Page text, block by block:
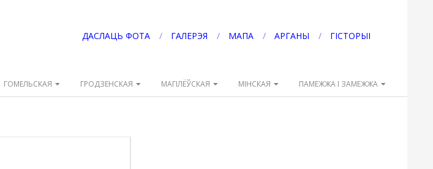
ДАСЛАЦЬ ФОТА ГАЛЕРЭЯ МАПА АРГАНЫ ГІСТОРЫІ
ГОМЕЛЬСКАЯ ГРОДЗЕНСКАЯ МАГІЛЁЎСКАЯ МІНСКАЯ ПАМЕЖЖА І ЗАМЕЖЖА